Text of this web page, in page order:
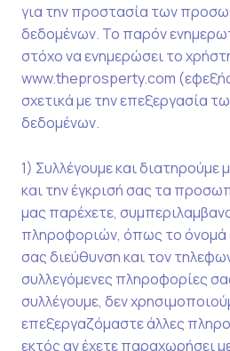
για την προστασία των
δεδομένων. Το παρόν
στόχο να ενημερώσει το
www.theprosperty.com
σχετικά με την επεξεργασία
δεδομένων.
1) Συλλέγουμε και διατηρούμε
και την έγκρισή σας τα
μας παρέχετε,
πληροφοριών, όπως το όνομά
σας διεύθυνση και τον
συλλεγόμενες πληροφορίες
συλλέγουμε, δεν
επεξεργαζόμαστε άλλες
εκτός αν έχετε παραχωρήσει